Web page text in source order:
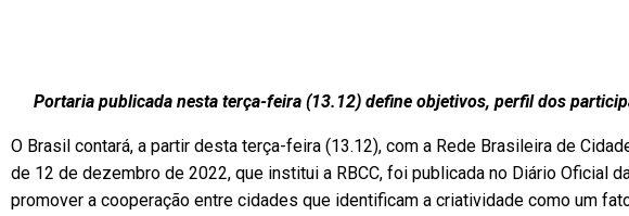
Portaria publicada nesta terça-feira (13.12) define objetivos, perfil dos
O Brasil contará, a partir desta terça-feira (13.12), com a Rede Brasileira de
de 12 de dezembro de 2022, que institui a RBCC, foi publicada no Diário Oficial
promover a cooperação entre cidades que identificam a criatividade como um